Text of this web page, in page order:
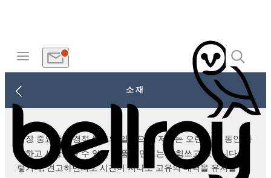
소재
가장 중요한 환경적 목표의 일환으로, 저희는 오랜 시간 동안 사
용하고 사랑받을 수 있는 제품을 만드는데 힘쓰고 있습니다. 그
렇기에, 견고하면서도 시간이 지나도 고유의 매력을 유지할 수